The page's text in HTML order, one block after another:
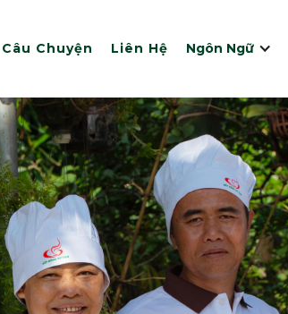
Chuyện Liên Hệ Ngôn Ngữ